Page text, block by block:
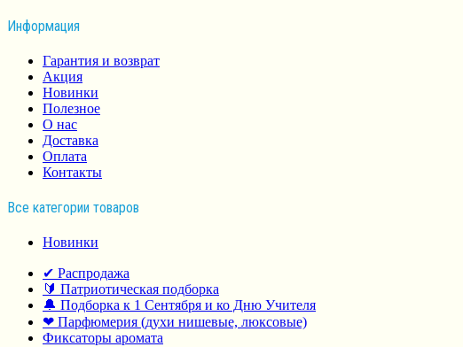
Информация
Гарантия и возврат
Акция
Новинки
Полезное
О нас
Доставка
Оплата
Контакты
Все категории товаров
Новинки
✔ Распродажа
🔰 Патриотическая подборка
🔔 Подборка к 1 Сентября и ко Дню Учителя
❤ Парфюмерия (духи нишевые, люксовые)
Фиксаторы аромата